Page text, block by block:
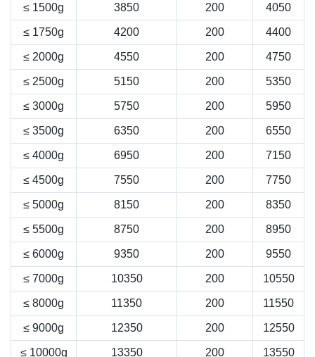
≤ 1500g 3850 200 4050
≤ 1750g 4200 200 4400
≤ 2000g 4550 200 4750
≤ 2500g 5150 200 5350
≤ 3000g 5750 200 5950
≤ 3500g 6350 200 6550
≤ 4000g 6950 200 7150
≤ 4500g 7550 200 7750
≤ 5000g 8150 200 8350
≤ 5500g 8750 200 8950
≤ 6000g 9350 200 9550
≤ 7000g 10350 200 10550
≤ 8000g 11350 200 11550
≤ 9000g 12350 200 12550
≤ 10000g 13350 200 13550